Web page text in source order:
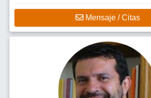
Mensaje / Citas